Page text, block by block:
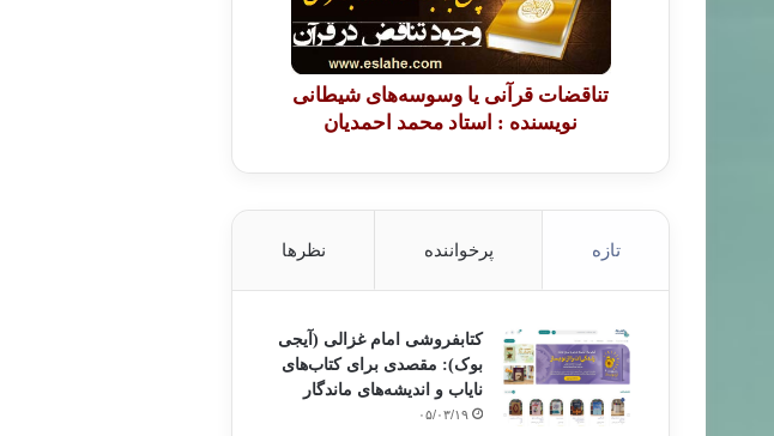
تناقضات قرآنی یا وسوسه‌های شیطانی
نویسنده : استاد محمد احمدیان
تازه پرخواننده نظرها
کتابفروشی امام غزالی (آیجی
بوک): مقصدی برای کتاب‌های
نایاب و اندیشه‌های ماندگار
۰۵/۰۳/۱۹